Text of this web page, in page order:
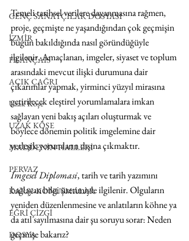
GENÇ SANATÇILAR DOSYASI
İZMİR
FRANÇAIS
AÇIK ÇAĞRI
Uzak Köşe
UZAK KÖŞE
MADDENİN HALLERİ
PERVAZ
KARŞI-KONUŞMALAR
EĞRİ ÇİZGİ
DOSYA
Temeli tarihsel verilere dayanmasına rağmen,
proje, geçmişte ne yaşandığından çok geçmişin
bugün bakıldığında nasıl göründüğüyle
ilgilenir. Amaçlanan, imgeler, siyaset ve toplum
arasındaki mevcut ilişki durumuna dair
çıkarımlar yapmak, yirminci yüzyıl mirasına
getirilecek eleştirel yorumlamalara imkan
sağlayan yeni bakış açıları oluşturmak ve
böylece dönemin politik imgelemine dair
yerleşik yorumların dışına çıkmaktır.
İmgesel Diplomasi, tarih ve tarih yazımını
bağlayan bilgi üretimiyle ilgilenir. Olguların
yeniden düzenlenmesine ve anlatıların köhne ya
da atıl sayılmasına dair şu soruyu sorar: Neden
geçmişe bakarız?